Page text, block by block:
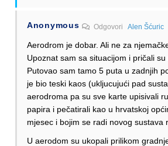
Anonymous OdgovoriAlen Šćuric
Aerodrom je dobar. Ali ne za
Upoznat sam sa situacijom i pričali su
Putovao sam tamo 5 puta u zadnjih
je bio teski kaos (ukljucujući pad
aerodroma pa su sve karte upisivali
papira i pečatirali kao u hrvatskoj
mjesec i bojim se radi novog sustava
U aerodom su ukopali prilikom